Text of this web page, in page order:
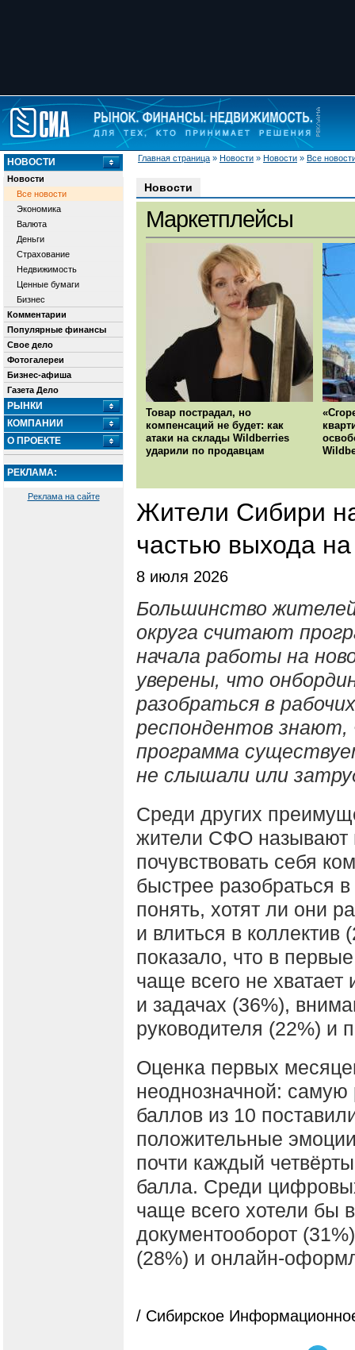
Главная страница » Новости » Новости » Все
НОВОСТИ
Новости
Все новости
Экономика
Валюта
Деньги
Страхование
Недвижимость
Ценные бумаги
Бизнес
Комментарии
Популярные финансы
Свое дело
Фотогалереи
Бизнес-афиша
Газета Дело
РЫНКИ
КОМПАНИИ
О ПРОЕКТЕ
РЕКЛАМА:
Реклама на сайте
Новости
Маркетплейсы
Товар пострадал, но
компенсаций не будет: как
атаки на склады Wildberries
ударили по продавцам
Жители Сибири
частью выхода
8 июля 2026
Большинство
округа считают
начала работы на
уверены, что
разобраться в
респондентов знают,
программа
не слышали или
Среди других
жители СФО называют
почувствовать себя
быстрее разобраться
понять, хотят ли они
и влиться в
показало, что в
чаще всего не
и задачах (36%),
руководителя (22%) и
Оценка первых
неоднозначной:
баллов из 10
положительные
почти каждый
балла. Среди
чаще всего хотели бы
документооборот
(28%) и онлайн-
/ Сибирское